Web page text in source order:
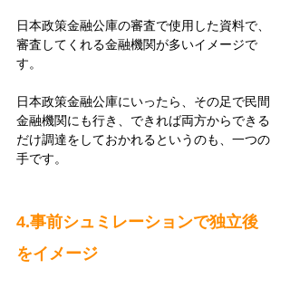
日本政策金融公庫の審査で使用した資料で、
審査してくれる金融機関が多いイメージで
す。
日本政策金融公庫にいったら、その足で民間
金融機関にも行き、できれば両方からできる
だけ調達をしておかれるというのも、一つの
手です。
4.事前シュミレーションで独立後
をイメージ